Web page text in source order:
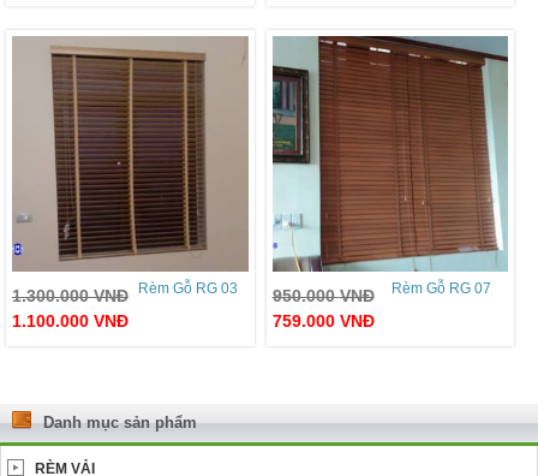
Rèm Gỗ RG 03
1.300.000VNĐ
1.100.000 VNĐ
Rèm Gỗ RG 07
950.000VNĐ
759.000 VNĐ
Danh mục sản phẩm
RÈM VẢI